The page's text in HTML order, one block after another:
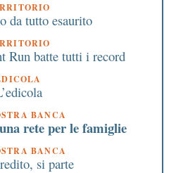
da tutto esaurito
Run batte tutti i record
BANCA
rete per le famiglie
BANCA
si parte